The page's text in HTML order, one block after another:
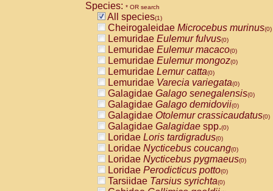
Species: * OR search
All species(1)
Cheirogaleidae Microcebus murinus(0)
Lemuridae Eulemur fulvus(0)
Lemuridae Eulemur macaco(0)
Lemuridae Eulemur mongoz(0)
Lemuridae Lemur catta(0)
Lemuridae Varecia variegata(0)
Galagidae Galago senegalensis(0)
Galagidae Galago demidovii(0)
Galagidae Otolemur crassicaudatus(0)
Galagidae Galagidae spp.(0)
Loridae Loris tardigradus(0)
Loridae Nycticebus coucang(0)
Loridae Nycticebus pygmaeus(0)
Loridae Perodicticus potto(0)
Tarsiidae Tarsius syrichta(0)